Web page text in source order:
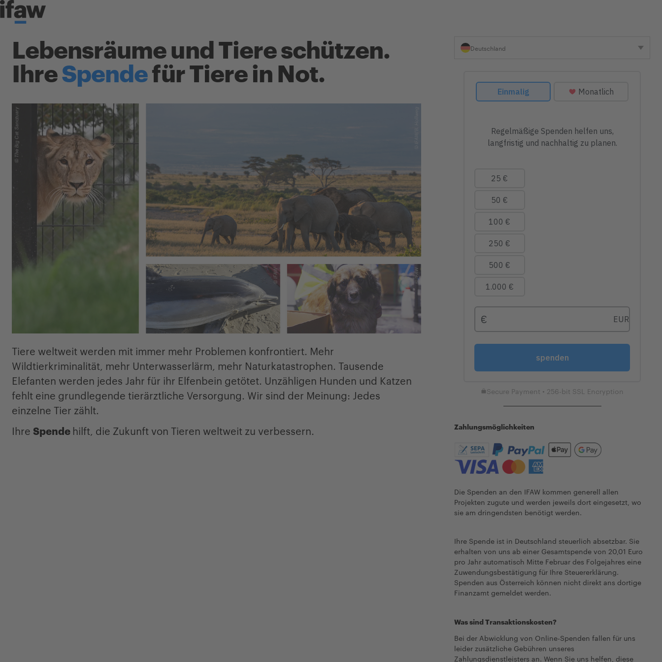
Skip to content
Lebensräume und Tiere schützen.
IhreSpendefür Tiere in Not.
Tiere weltweit werden mit immer mehr Problemen konfrontiert. Mehr
Wildtierkriminalität, mehr Unterwasserlärm, mehr Naturkatastrophen. Tausende
Elefanten werden jedes Jahr für ihr Elfenbein getötet. Unzähligen Hunden und Katzen
fehlt eine grundlegende tierärztliche Versorgung. Wir sind der Meinung: Jedes
einzelne Tier zählt.
Ihre Spende hilft, die Zukunft von Tieren weltweit zu verbessern.
Deutschland
Secure Payment • 256-bit SSL Encryption
Zahlungsmöglichkeiten
Die Spenden an den IFAW kommen generell allen
Projekten zugute und werden jeweils dort eingesetzt, wo
sie am dringendsten benötigt werden.
Ihre Spende ist in Deutschland steuerlich absetzbar. Sie
erhalten von uns ab einer Gesamtspende von 20,01 Euro
pro Jahr automatisch Mitte Februar des Folgejahres eine
Zuwendungsbestätigung für Ihre Steuererklärung.
Spenden aus Österreich können nicht direkt ans dortige
Finanzamt gemeldet werden.
Was sind Transaktionskosten?
Bei der Abwicklung von Online-Spenden fallen für uns
leider zusätzliche Gebühren unseres
Zahlungsdienstleisters an. Wenn Sie uns helfen, diese